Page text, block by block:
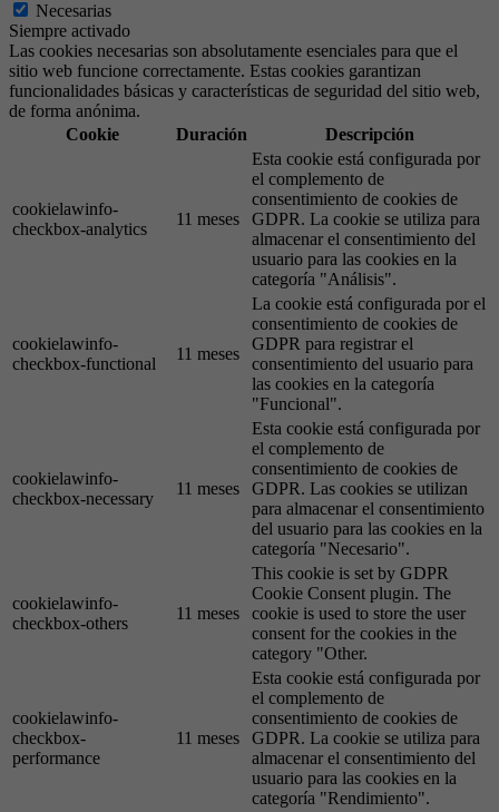
Necesarias
Siempre activado
Las cookies necesarias son absolutamente esenciales para que el
sitio web funcione correctamente. Estas cookies garantizan
funcionalidades básicas y características de seguridad del sitio web,
de forma anónima.
Cookie
Duración Descripción
cookielawinfo-
checkbox-analytics
11 meses
Esta cookie está configurada por
el complemento de
consentimiento de cookies de
GDPR. La cookie se utiliza para
almacenar el consentimiento del
usuario para las cookies en la
categoría "Análisis".
cookielawinfo-
checkbox-functional
11 meses
La cookie está configurada por el
consentimiento de cookies de
GDPR para registrar el
consentimiento del usuario para
las cookies en la categoría
"Funcional".
cookielawinfo-
checkbox-necessary
11 meses
Esta cookie está configurada por
el complemento de
consentimiento de cookies de
GDPR. Las cookies se utilizan
para almacenar el consentimiento
del usuario para las cookies en la
categoría "Necesario".
cookielawinfo-
checkbox-others
11 meses
This cookie is set by GDPR
Cookie Consent plugin. The
cookie is used to store the user
consent for the cookies in the
category "Other.
cookielawinfo-
checkbox-
performance
11 meses
Esta cookie está configurada por
el complemento de
consentimiento de cookies de
GDPR. La cookie se utiliza para
almacenar el consentimiento del
usuario para las cookies en la
categoría "Rendimiento".